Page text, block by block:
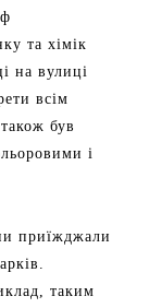
та хімік
на вулиці
всім
був
і
приїжджали
таким